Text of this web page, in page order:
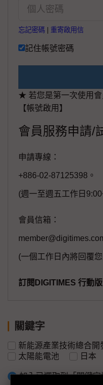
忘記密碼 重寄啟用信
記住帳號密碼
★ 若您是第一次使用
【帳號啟用】
會員服務申請/
申請專線：
+886-02-87125398。
(週一至週五工作日
會員信箱：
(一個工作日內將回覆
訂閱DIGITIMES 行動版
關鍵字
新能源產業技術總合開
太陽能電池
日本
加入已選取到「關鍵字